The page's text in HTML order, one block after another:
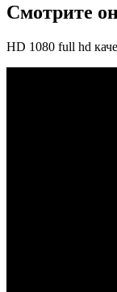
Смотрите
HD 1080 full hd